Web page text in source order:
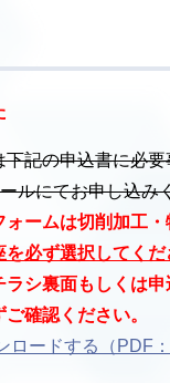
下記の申込書に必
ルにてお申し込み
ームは切削加工・
必ず選択してくだ
シ裏面もしくは申
確認ください。
ロードする（PDF：